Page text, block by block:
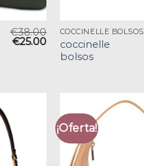
€38.00
€25.00
COCCINELLE BOLSOS
coccinelle
bolsos
¡Oferta!